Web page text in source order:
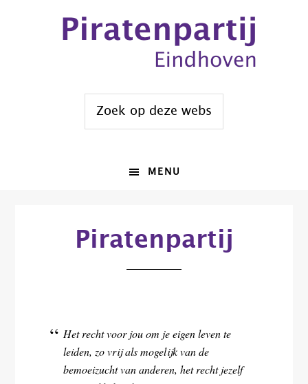
MENU
Piratenpartij
Het recht voor jou om je eigen leven te
leiden, zo vrij als mogelijk van de
bemoeizucht van anderen, het recht jezelf